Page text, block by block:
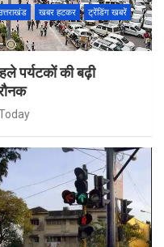
खबर हटकर
ट्रेंडिंग खबरें
पर्यटकों की बढ़ी